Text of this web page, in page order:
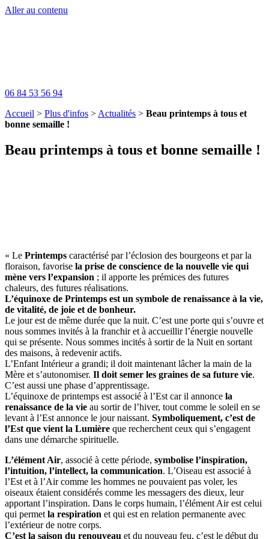
Aller au contenu
06 84 53 56 94
Accueil > Plus d'infos > Actualités > Beau printemps à tous et
bonne semaille !
Beau printemps à tous et bonne semaille !
« Le Printemps caractérisé par l’éclosion des bourgeons et par la
floraison, favorise la prise de conscience de la nouvelle vie qui
mène vers l’expansion ; il apporte les prémices des futures
chaleurs, des futures réalisations.
L’équinoxe de Printemps est un symbole de renaissance à la vie,
de vitalité, de joie et de bonheur.
Le jour est de même durée que la nuit. C’est une porte qui s’ouvre et
nous sommes invités à la franchir et à accueillir l’énergie nouvelle
qui se présente. Nous sommes incités à sortir de la Nuit en sortant
des maisons, à redevenir actifs.
L’Enfant Intérieur a grandi; il doit maintenant lâcher la main de la
Mère et s’autonomiser. Il doit semer les graines de sa future vie.
C’est aussi une phase d’apprentissage.
L’équinoxe de printemps est associé à l’Est car il annonce la
renaissance de la vie au sortir de l’hiver, tout comme le soleil en se
levant à l’Est annonce le jour naissant. Symboliquement, c’est de
l’Est que vient la Lumière que recherchent ceux qui s’engagent
dans une démarche spirituelle.
L’élément Air, associé à cette période, symbolise l’inspiration,
l’intuition, l’intellect, la communication. L’Oiseau est associé à
l’Est et à l’Air comme les hommes ne pouvaient pas voler, les
oiseaux étaient considérés comme les messagers des dieux, leur
apportant l’inspiration. Dans le corps humain, l’élément Air est celui
qui permet la respiration et qui est en relation permanente avec
l’extérieur de notre corps.
C’est la saison du renouveau et du nouveau feu, c’est le début du